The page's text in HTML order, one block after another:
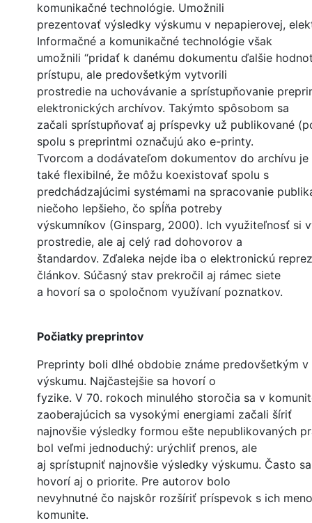
komunikačné technológie. Umožnili
prezentovať výsledky výskumu v nepapierovej,
Informačné a komunikačné technológie však
umožnili “pridať k danému dokumentu ďalšie
prístupu, ale predovšetkým vytvorili
prostredie na uchovávanie a sprístupňovanie
elektronických archívov. Takýmto spôsobom sa
začali sprístupňovať aj príspevky už publikované
spolu s preprintmi označujú ako e-printy.
Tvorcom a dodávateľom dokumentov do archívu
také flexibilné, že môžu koexistovať spolu s
predchádzajúcimi systémami na spracovanie
niečoho lepšieho, čo spĺňa potreby
výskumníkov (Ginsparg, 2000). Ich využiteľnosť si
prostredie, ale aj celý rad dohovorov a
štandardov. Zďaleka nejde iba o elektronickú
článkov. Súčasný stav prekročil aj rámec siete
a hovorí sa o spoločnom využívaní poznatkov.
Počiatky preprintov
Preprinty boli dlhé obdobie známe predovšetkým
výskumu. Najčastejšie sa hovorí o
fyzike. V 70. rokoch minulého storočia sa v
zaoberajúcich sa vysokými energiami začali šíriť
najnovšie výsledky formou ešte nepublikovaných
bol veľmi jednoduchý: urýchliť prenos, ale
aj sprístupniť najnovšie výsledky výskumu. Často
hovorí aj o priorite. Pre autorov bolo
nevyhnutné čo najskôr rozšíriť príspevok s ich
komunite.